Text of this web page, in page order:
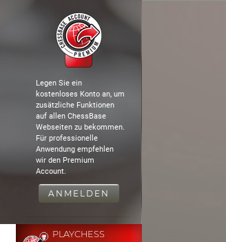
Legen Sie ein
kostenloses Konto an, um
zusätzliche Funktionen
auf allen ChessBase
Webseiten zu bekommen.
Für professionelle
Anwendung empfehlen
wir den Premium
Account.
ANMELDEN
PLAYCHESS